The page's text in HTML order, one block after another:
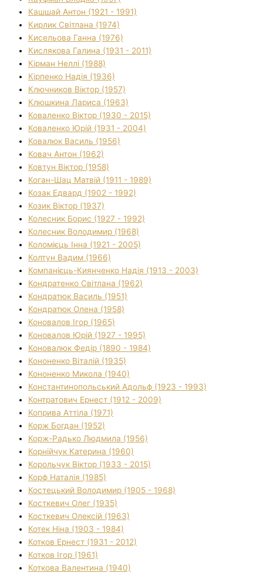
Кашшай Антон (1921 - 1991)
Кирлик Світлана (1974)
Кисельова Ганна (1976)
Кислякова Галина (1931 - 2011)
Кірман Неллі (1988)
Кірпенко Надія (1936)
Ключников Віктор (1957)
Клюшкина Лариса (1963)
Коваленко Віктор (1930 - 2015)
Коваленко Юрій (1931 - 2004)
Ковалюк Василь (1956)
Ковач Антон (1962)
Ковтун Віктор (1958)
Коган-Шац Матвій (1911 - 1989)
Козак Едвард (1902 - 1992)
Козик Віктор (1937)
Колесник Борис (1927 - 1992)
Колесник Володимир (1968)
Коломієць Інна (1921 - 2005)
Колтун Вадим (1966)
Компанієць-Киянченко Надія (1913 - 2003)
Кондратенко Світлана (1962)
Кондратюк Василь (1951)
Кондратюк Олена (1958)
Коновалов Ігор (1965)
Коновалов Юрій (1927 - 1995)
Коновалюк Федір (1890 - 1984)
Кононенко Віталій (1935)
Кононенко Микола (1940)
Константинопольський Адольф (1923 - 1993)
Контратович Ернест (1912 - 2009)
Коприва Аттіла (1971)
Корж Богдан (1952)
Корж-Радько Людмила (1956)
Корнійчук Катерина (1960)
Корольчук Віктор (1933 - 2015)
Корф Наталія (1985)
Костецький Володимир (1905 - 1968)
Косткевич Олег (1935)
Косткевич Олексій (1963)
Котек Ніна (1903 - 1984)
Котков Ернест (1931 - 2012)
Котков Ігор (1961)
Коткова Валентина (1940)